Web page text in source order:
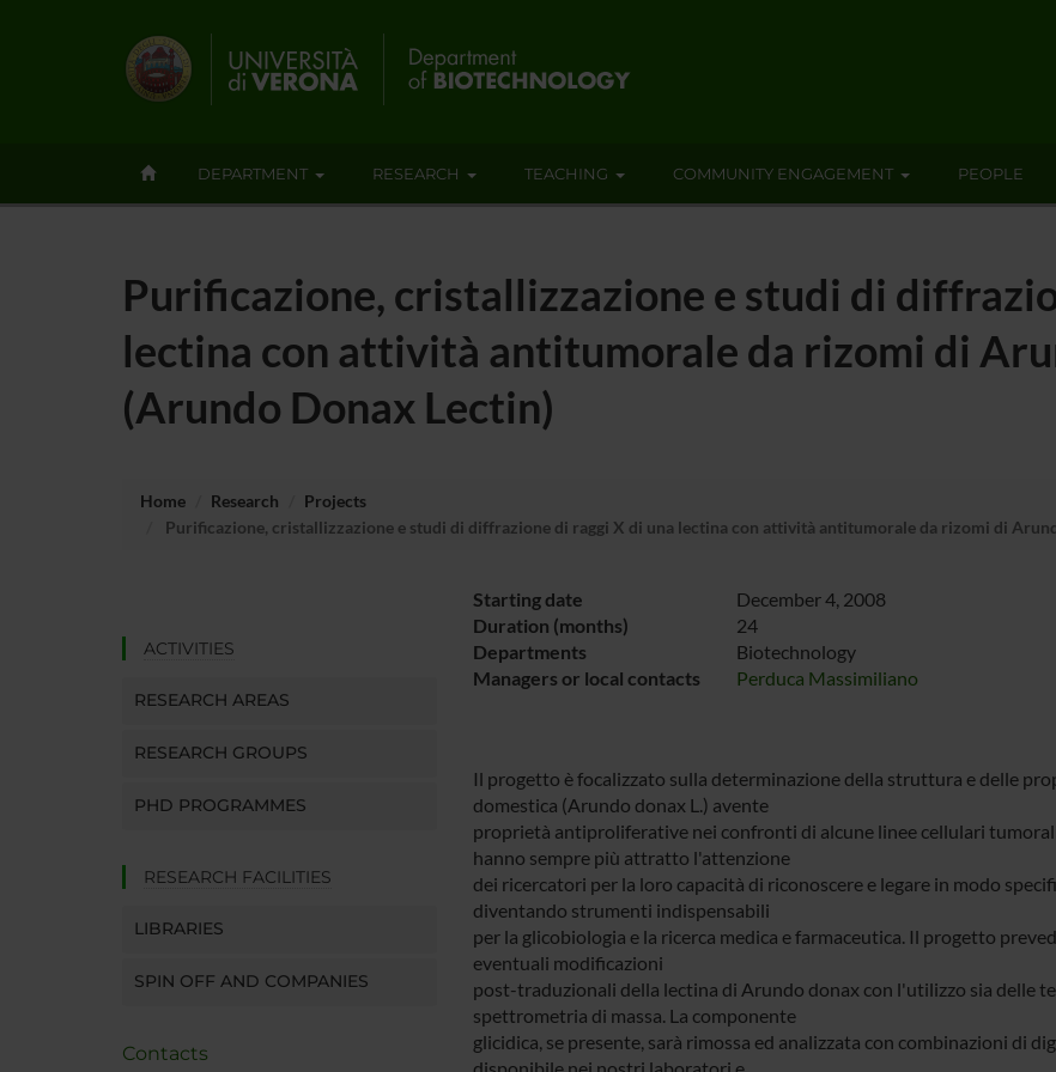
DEPARTMENT RESEARCH TEACHING COMMUNITY ENGAGEMENT PEOPLE
Purificazione, cristallizzazione e studi di
lectina con attività antitumorale da rizomi di
(Arundo Donax Lectin)
Home Research
Projects
Purificazione, cristallizzazione e studi di diffrazione di raggi X di una lectina con attività antitumorale da rizomi di
ACTIVITIES
RESEARCH AREAS
RESEARCH GROUPS
PHD PROGRAMMES
RESEARCH FACILITIES
LIBRARIES
SPIN OFF AND COMPANIES
Contacts
Starting date
December 4, 2008
Duration (months)
24
Departments
Biotechnology
Managers or local contacts
Perduca Massimiliano
Il progetto è focalizzato sulla determinazione della struttura e delle
domestica (Arundo donax L.) avente
proprietà antiproliferative nei confronti di alcune linee cellulari
hanno sempre più attratto l'attenzione
dei ricercatori per la loro capacità di riconoscere e legare in modo
diventando strumenti indispensabili
per la glicobiologia e la ricerca medica e farmaceutica. Il progetto
eventuali modificazioni
post-traduzionali della lectina di Arundo donax con l'utilizzo sia delle
spettrometria di massa. La componente
glicidica, se presente, sarà rimossa ed analizzata con combinazioni di